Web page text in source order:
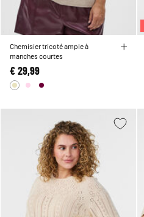
Chemisier tricoté ample à
manches courtes
€ 29,99